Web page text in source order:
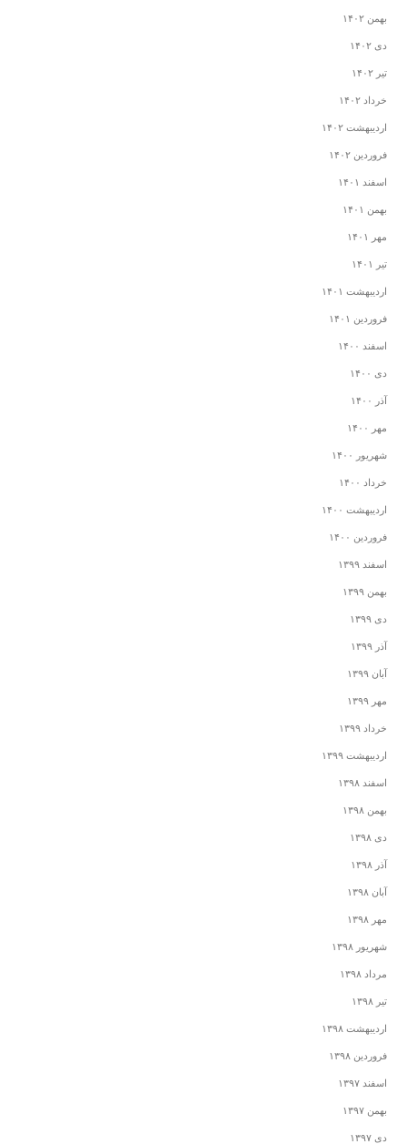
بهمن ۱۴۰۲
دی ۱۴۰۲
تیر ۱۴۰۲
خرداد ۱۴۰۲
اردیبهشت ۱۴۰۲
فروردین ۱۴۰۲
اسفند ۱۴۰۱
بهمن ۱۴۰۱
مهر ۱۴۰۱
تیر ۱۴۰۱
اردیبهشت ۱۴۰۱
فروردین ۱۴۰۱
اسفند ۱۴۰۰
دی ۱۴۰۰
آذر ۱۴۰۰
مهر ۱۴۰۰
شهریور ۱۴۰۰
خرداد ۱۴۰۰
اردیبهشت ۱۴۰۰
فروردین ۱۴۰۰
اسفند ۱۳۹۹
بهمن ۱۳۹۹
دی ۱۳۹۹
آذر ۱۳۹۹
آبان ۱۳۹۹
مهر ۱۳۹۹
خرداد ۱۳۹۹
اردیبهشت ۱۳۹۹
اسفند ۱۳۹۸
بهمن ۱۳۹۸
دی ۱۳۹۸
آذر ۱۳۹۸
آبان ۱۳۹۸
مهر ۱۳۹۸
شهریور ۱۳۹۸
مرداد ۱۳۹۸
تیر ۱۳۹۸
اردیبهشت ۱۳۹۸
فروردین ۱۳۹۸
اسفند ۱۳۹۷
بهمن ۱۳۹۷
دی ۱۳۹۷